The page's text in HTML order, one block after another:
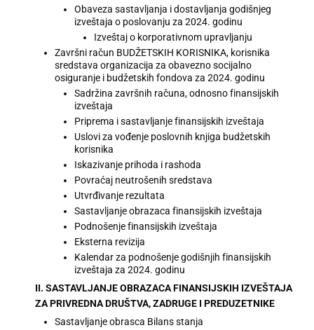
Obaveza sastavljanja i dostavljanja godišnjeg
izveštaja o poslovanju za 2024. godinu
Izveštaj o korporativnom upravljanju
Završni račun BUDŽETSKIH KORISNIKA, korisnika
sredstava organizacija za obavezno socijalno
osiguranje i budžetskih fondova za 2024. godinu
Sadržina završnih računa, odnosno finansijskih
izveštaja
Priprema i sastavljanje finansijskih izveštaja
Uslovi za vođenje poslovnih knjiga budžetskih
korisnika
Iskazivanje prihoda i rashoda
Povraćaj neutrošenih sredstava
Utvrđivanje rezultata
Sastavljanje obrazaca finansijskih izveštaja
Podnošenje finansijskih izveštaja
Eksterna revizija
Kalendar za podnošenje godišnjih finansijskih
izveštaja za 2024. godinu
II. SASTAVLJANJE OBRAZACA FINANSIJSKIH IZVEŠTAJA
ZA PRIVREDNA DRUŠTVA, ZADRUGE I PREDUZETNIKE
Sastavljanje obrasca Bilans stanja